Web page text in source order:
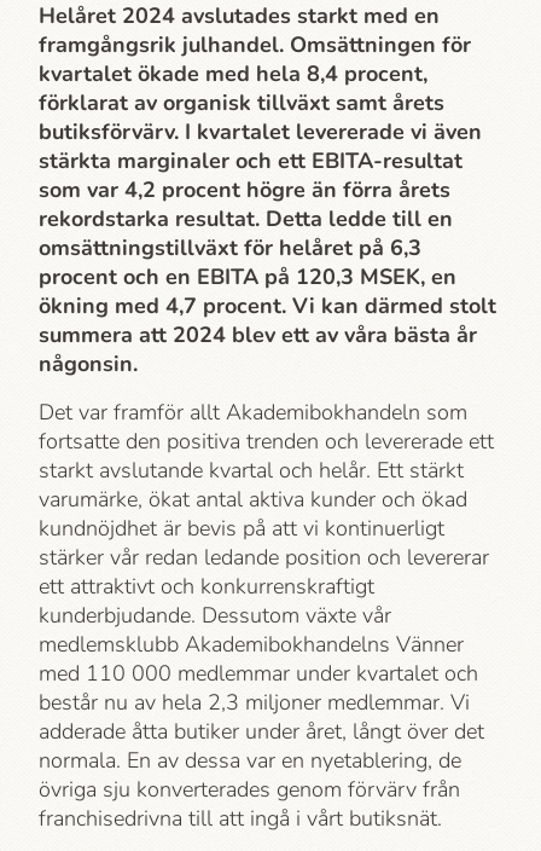
Helåret 2024 avslutades starkt med en
framgångsrik julhandel. Omsättningen för
kvartalet ökade med hela 8,4 procent,
förklarat av organisk tillväxt samt årets
butiksförvärv. I kvartalet levererade vi även
stärkta marginaler och ett EBITA-resultat
som var 4,2 procent högre än förra årets
rekordstarka resultat. Detta ledde till en
omsättningstillväxt för helåret på 6,3
procent och en EBITA på 120,3 MSEK, en
ökning med 4,7 procent. Vi kan därmed stolt
summera att 2024 blev ett av våra bästa år
någonsin.
Det var framför allt Akademi­bokhandeln som
fortsatte den positiva trenden och levererade ett
starkt avslutande kvartal och helår. Ett stärkt
varumärke, ökat antal aktiva kunder och ökad
kundnöjdhet är bevis på att vi kontinuerligt
stärker vår redan ledande position och levererar
ett attraktivt och konkurrenskraftigt
kunderbjudande. Dessutom växte vår
medlemsklubb Akademi­bokhandelns Vänner
med 110 000 medlemmar under kvartalet och
består nu av hela 2,3 miljoner medlemmar. Vi
adderade åtta butiker under året, långt över det
normala. En av dessa var en nyetablering, de
övriga sju konverterades genom förvärv från
franchisedrivna till att ingå i vårt butiksnät.